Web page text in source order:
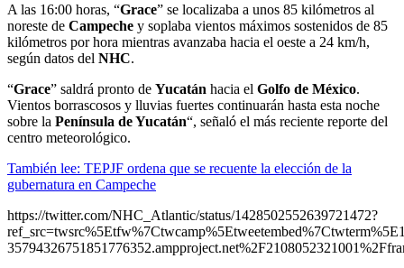
A las 16:00 horas, “Grace” se localizaba a unos 85 kilómetros al
noreste de Campeche y soplaba vientos máximos sostenidos de 85
kilómetros por hora mientras avanzaba hacia el oeste a 24 km/h,
según datos del NHC.
“Grace” saldrá pronto de Yucatán hacia el Golfo de México.
Vientos borrascosos y lluvias fuertes continuarán hasta esta noche
sobre la Península de Yucatán“, señaló el más reciente reporte del
centro meteorológico.
También lee: TEPJF ordena que se recuente la elección de la
gubernatura en Campeche
https://twitter.com/NHC_Atlantic/status/1428502552639721472?